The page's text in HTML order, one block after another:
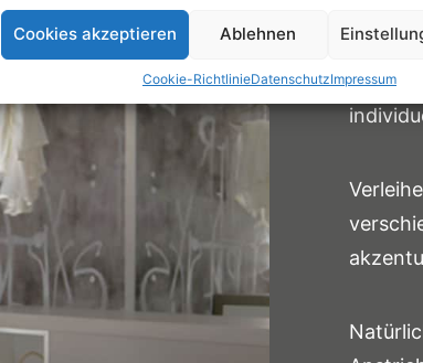
Cookies akzeptieren Ablehnen
Cookie-RichtlinieDatenschutzImpressum
Orr